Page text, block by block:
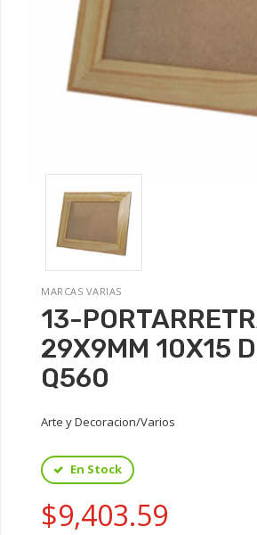
MARCAS VARIAS
13-
29X9MM 10X15
Q560
Arte y Decoracion/Varios
En Stock
$9,403.59